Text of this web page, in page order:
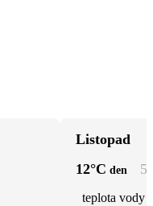
Listopad
12°C den 5
teplota vody